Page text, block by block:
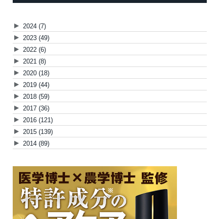
► 2024 (7)
► 2023 (49)
► 2022 (6)
► 2021 (8)
► 2020 (18)
► 2019 (44)
► 2018 (59)
► 2017 (36)
► 2016 (121)
► 2015 (139)
► 2014 (89)